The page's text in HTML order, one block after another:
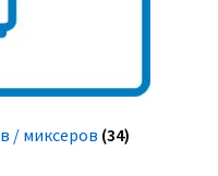
/ миксеров (34)